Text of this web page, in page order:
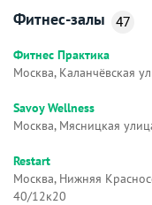
Фитнес-залы 47
Фитнес Практика
Москва, Каланчёвская
Savoy Wellness
Москва, Мясницкая
Restart
Москва, Нижняя
40/12к20